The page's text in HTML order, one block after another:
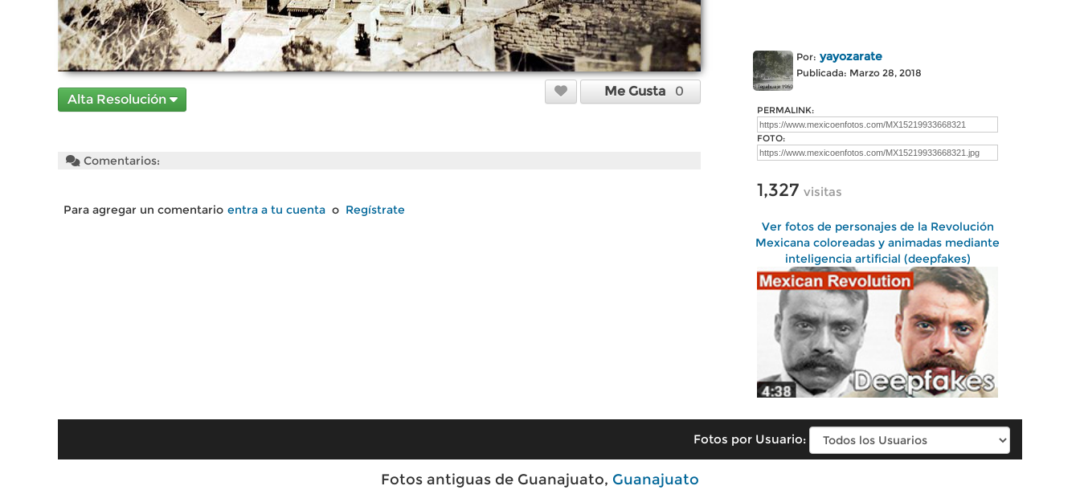
Alta Resolución
Me Gusta 0
Comentarios:
Para agregar un comentario entra a tu cuenta o Regístrate
Por: yayozarate
Publicada: Marzo 28, 2018
PERMALINK:
FOTO:
1,327 visitas
Ver fotos de personajes de la Revolución
Mexicana coloreadas y animadas mediante
inteligencia artificial (deepfakes)
Fotos por Usuario:
Fotos antiguas de Guanajuato, Guanajuato